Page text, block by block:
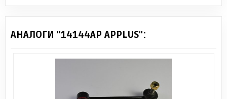
АНАЛОГИ "14144AP APPLUS":